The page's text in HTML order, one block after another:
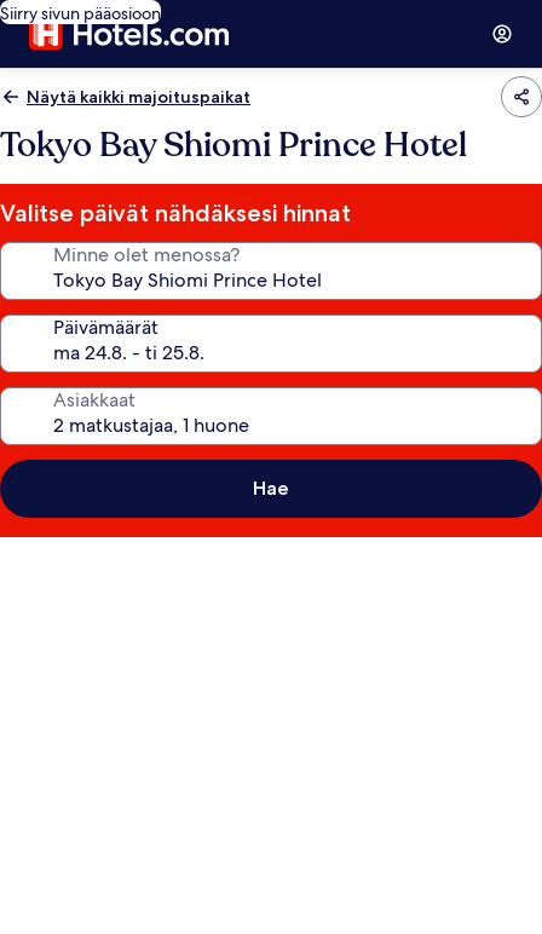
Siirry sivun pääosioon
Näytä kaikki majoituspaikat
Tokyo Bay Shiomi Prince Hotel
Valitse päivät nähdäksesi hinnat
Minne olet menossa?
Päivämäärät
Asiakkaat
Hae